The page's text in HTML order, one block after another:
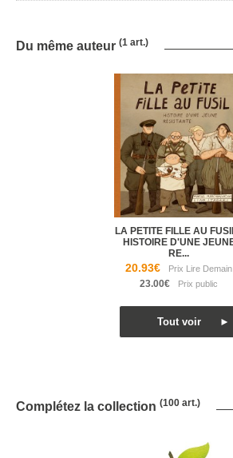
Du même auteur (1 art.)
LA PETITE FILLE AU
HISTOIRE D'UNE
RE...
20.93€
23.00€
Complétez la collection (100 art.)